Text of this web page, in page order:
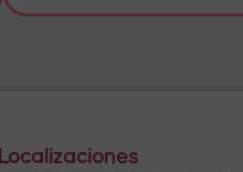
Localizaciones